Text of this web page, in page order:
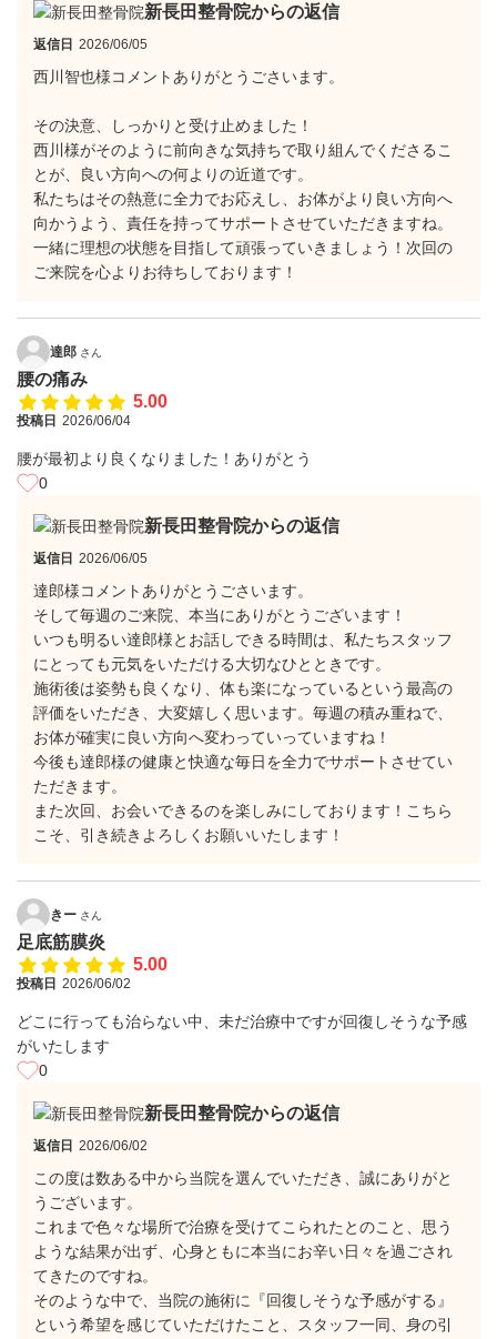
新長田整骨院からの返信
返信日 2026/06/05
西川智也様コメントありがとうごさいます。
その決意、しっかりと受け止めました！
​西川様がそのように前向きな気持ちで取り組んでくださるこ
とが、良い方向への何よりの近道です。
私たちはその熱意に全力でお応えし、お体がより良い方向へ
向かうよう、責任を持ってサポートさせていただきますね。
​一緒に理想の状態を目指して頑張っていきましょう！次回の
ご来院を心よりお待ちしております！
達郎 さん
腰の痛み
5.00
投稿日 2026/06/04
腰が最初より良くなりました！ありがとう
0
新長田整骨院からの返信
返信日 2026/06/05
達郎様コメントありがとうごさいます。
そして毎週のご来院、本当にありがとうございます！
いつも明るい達郎様とお話しできる時間は、私たちスタッフ
にとっても元気をいただける大切なひとときです。
​施術後は姿勢も良くなり、体も楽になっているという最高の
評価をいただき、大変嬉しく思います。毎週の積み重ねで、
お体が確実に良い方向へ変わっていっていますね！
​今後も達郎様の健康と快適な毎日を全力でサポートさせてい
ただきます。
また次回、お会いできるのを楽しみにしております！こちら
こそ、引き続きよろしくお願いいたします！
きー さん
足底筋膜炎
5.00
投稿日 2026/06/02
どこに行っても治らない中、未だ治療中ですが回復しそうな予感
がいたします
0
新長田整骨院からの返信
返信日 2026/06/02
​この度は数ある中から当院を選んでいただき、誠にありがと
うございます。
これまで色々な場所で治療を受けてこられたとのこと、思う
ような結果が出ず、心身ともに本当にお辛い日々を過ごされ
てきたのですね。
​そのような中で、当院の施術に『回復しそうな予感がする』
という希望を感じていただけたこと、スタッフ一同、身の引